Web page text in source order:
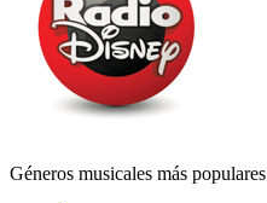
Géneros musicales más populares